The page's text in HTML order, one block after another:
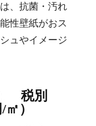
、抗菌・汚れ
性壁紙がおス
ュやイメージ
税別
）